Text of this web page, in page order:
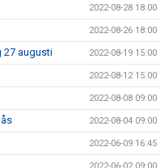
2022-08-28 18:00
2022-08-26 18:00
27 augusti 2022-08-19 15:00
2022-08-12 15:00
2022-08-08 09:00
2022-08-04 09:00
2022-06-09 16:45